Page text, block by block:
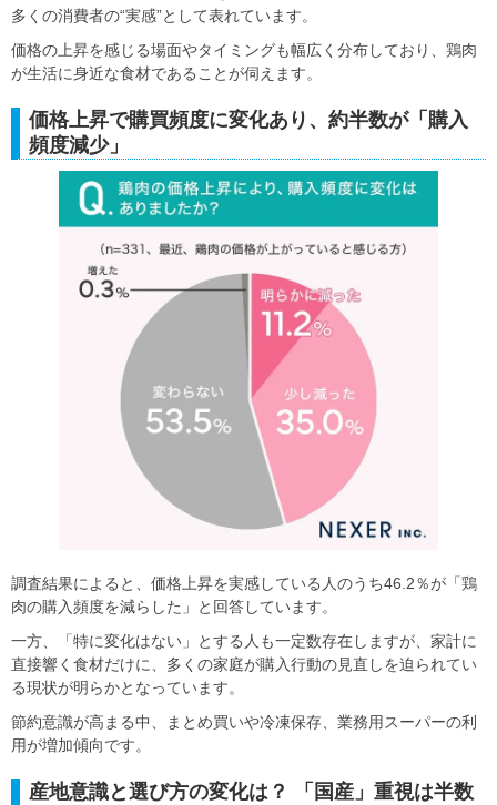
多くの消費者の“実感”として表れています。
価格の上昇を感じる場面やタイミングも幅広く分布しており、鶏肉
が生活に身近な食材であることが伺えます。
価格上昇で購買頻度に変化あり、約半数が「購入
頻度減少」
調査結果によると、価格上昇を実感している人のうち46.2％が「鶏
肉の購入頻度を減らした」と回答しています。
一方、「特に変化はない」とする人も一定数存在しますが、家計に
直接響く食材だけに、多くの家庭が購入行動の見直しを迫られてい
る現状が明らかとなっています。
節約意識が高まる中、まとめ買いや冷凍保存、業務用スーパーの利
用が増加傾向です。
産地意識と選び方の変化は？ 「国産」重視は半数